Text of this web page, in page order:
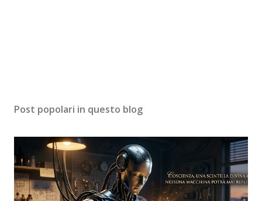
Post popolari in questo blog